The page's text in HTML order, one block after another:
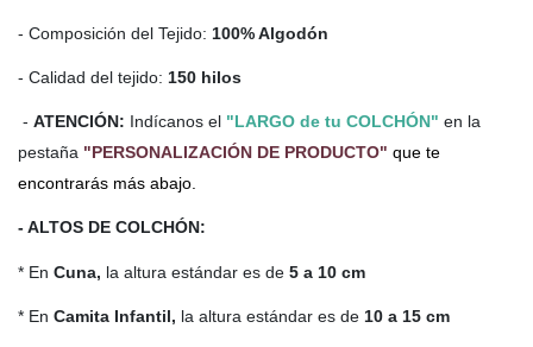
- Composición del Tejido: 100% Algodón
- Calidad del tejido: 150 hilos
- ATENCIÓN: Indícanos el "LARGO de tu COLCHÓN" en la
pestaña "PERSONALIZACIÓN DE PRODUCTO" que te
encontrarás más abajo.
- ALTOS DE COLCHÓN:
* En Cuna, la altura estándar es de 5 a 10 cm
* En Camita Infantil, la altura estándar es de 10 a 15 cm